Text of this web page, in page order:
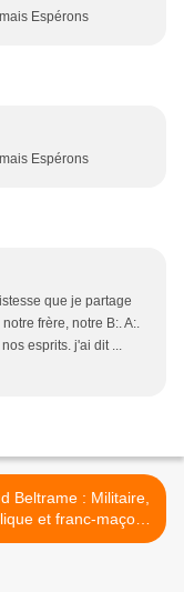
Espérons
Espérons
que je partage
frère, notre B:. A:.
esprits. j'ai dit ...
Beltrame : Militaire,
et franc-maçon.
Où est le problème ? >